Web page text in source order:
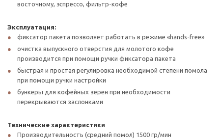
восточному, эспрессо, фильтр-кофе
Эксплуатация:
фиксатор пакета позволяет работать в режиме «hands-free»
очистка выпускного отверстия для молотого кофе
производится при помощи ручки фиксатора пакета
быстрая и простая регулировка необходимой степени помола
при помощи ручки настройки
бункеры для кофейных зерен при необходимости
перекрываются заслонками
Технические характеристики
Производительность (средний помол) 1500 гр/мин